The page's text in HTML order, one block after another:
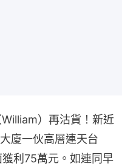
）再沽貨！新近
廈一伙高層連天台
利75萬元。如連同早